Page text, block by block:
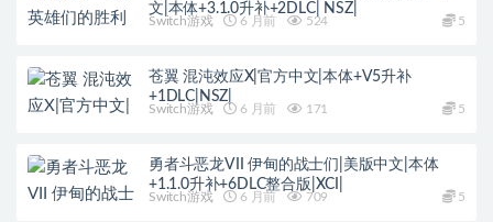
文|本体+3.1.0升补+2DLC| NSZ|
Switch游戏 6 月前 524 5
苍翼 混沌效应X|官方中文|本体+V5升补
+1DLC|NSZ|
Switch游戏 6 月前 171 5
勇者斗恶龙VII 伊甸的战士们|美版中文|本体
+1.1.0升补+6DLC整合版|XCI|
Switch游戏 6 月前 709 5